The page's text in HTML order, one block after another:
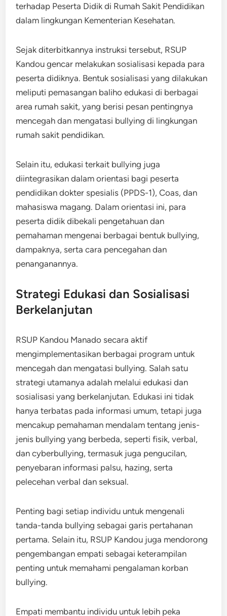
terhadap Peserta Didik di Rumah Sakit Pendidikan
dalam lingkungan Kementerian Kesehatan.
Sejak diterbitkannya instruksi tersebut, RSUP
Kandou gencar melakukan sosialisasi kepada para
peserta didiknya. Bentuk sosialisasi yang dilakukan
meliputi pemasangan baliho edukasi di berbagai
area rumah sakit, yang berisi pesan pentingnya
mencegah dan mengatasi bullying di lingkungan
rumah sakit pendidikan.
Selain itu, edukasi terkait bullying juga
diintegrasikan dalam orientasi bagi peserta
pendidikan dokter spesialis (PPDS-1), Coas, dan
mahasiswa magang. Dalam orientasi ini, para
peserta didik dibekali pengetahuan dan
pemahaman mengenai berbagai bentuk bullying,
dampaknya, serta cara pencegahan dan
penanganannya.
Strategi Edukasi dan Sosialisasi
Berkelanjutan
RSUP Kandou Manado secara aktif
mengimplementasikan berbagai program untuk
mencegah dan mengatasi bullying. Salah satu
strategi utamanya adalah melalui edukasi dan
sosialisasi yang berkelanjutan. Edukasi ini tidak
hanya terbatas pada informasi umum, tetapi juga
mencakup pemahaman mendalam tentang jenis-
jenis bullying yang berbeda, seperti fisik, verbal,
dan cyberbullying, termasuk juga pengucilan,
penyebaran informasi palsu, hazing, serta
pelecehan verbal dan seksual.
Penting bagi setiap individu untuk mengenali
tanda-tanda bullying sebagai garis pertahanan
pertama. Selain itu, RSUP Kandou juga mendorong
pengembangan empati sebagai keterampilan
penting untuk memahami pengalaman korban
bullying.
Empati membantu individu untuk lebih peka